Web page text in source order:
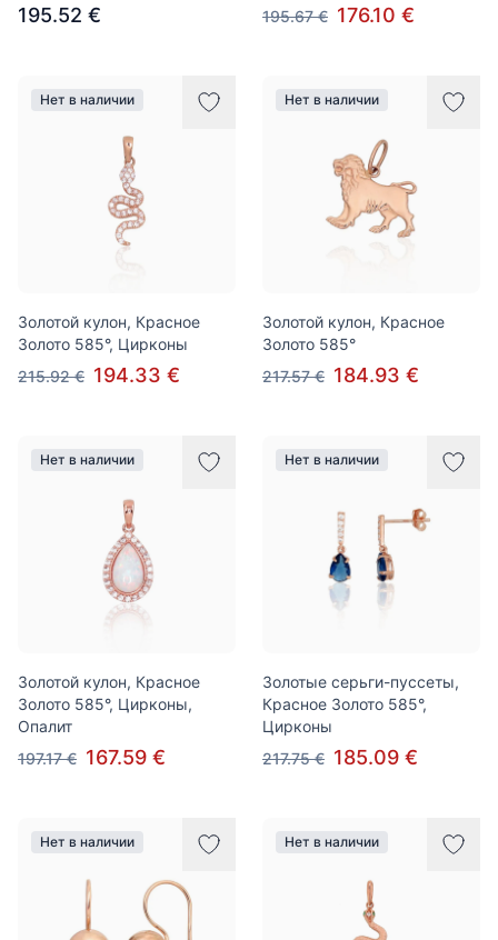
195.52 €
195.67 € 176.10 €
Нет в наличии
Золотой кулон, Красное
Золото 585°, Цирконы
215.92 € 194.33 €
Нет в наличии
Золотой кулон, Красное
Золото 585°
217.57 € 184.93 €
Нет в наличии
Золотой кулон, Красное
Золото 585°, Цирконы,
Опалит
197.17 € 167.59 €
Нет в наличии
Золотые серьги-пуссеты,
Красное Золото 585°,
Цирконы
217.75 € 185.09 €
Нет в наличии Нет в наличии